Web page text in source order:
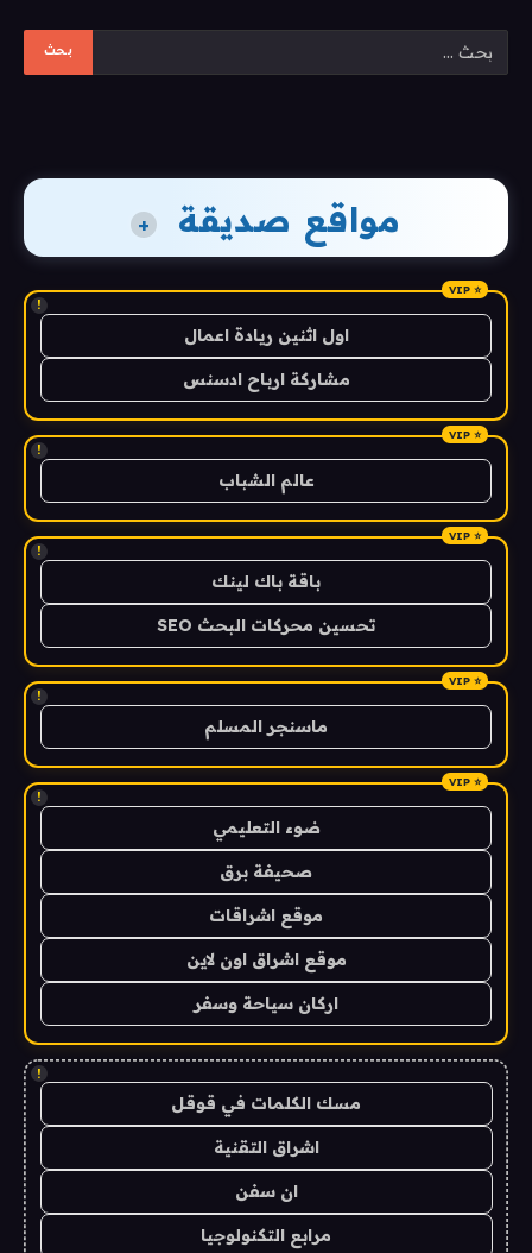
مواقع صديقة +
!
اول اثنين ريادة اعمال
مشاركة ارباح ادسنس
!
عالم الشباب
!
باقة باك لينك
تحسين محركات البحث SEO
!
ماسنجر المسلم
!
ضوء التعليمي
صحيفة برق
موقع اشراقات
موقع اشراق اون لاين
اركان سياحة وسفر
!
مسك الكلمات في قوقل
اشراق التقنية
ان سفن
مرابع التكنولوجيا